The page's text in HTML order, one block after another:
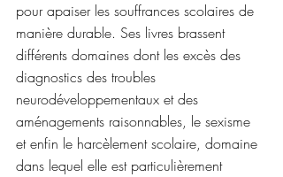
pour apaiser les souffrances scolaires de
manière durable. Ses livres brassent
différents domaines dont les excès des
diagnostics des troubles
neurodéveloppementaux et des
aménagements raisonnables, le sexisme
et enfin le harcèlement scolaire, domaine
dans lequel elle est particulièrement